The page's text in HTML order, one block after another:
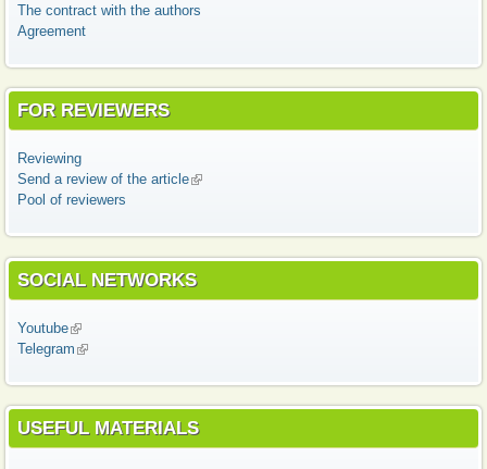
The contract with the authors
Agreement
FOR REVIEWERS
Reviewing
Send a review of the article(link is external)
Pool of reviewers
SOCIAL NETWORKS
Youtube(link is external)
Telegram (link is external)
USEFUL MATERIALS